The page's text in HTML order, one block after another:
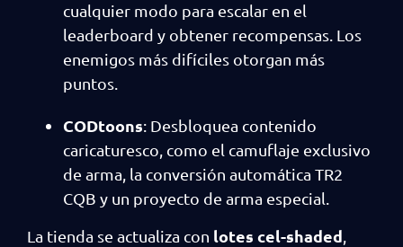
cualquier modo para escalar en el
leaderboard y obtener recompensas. Los
enemigos más difíciles otorgan más
puntos.
CODtoons: Desbloquea contenido
caricaturesco, como el camuflaje exclusivo
de arma, la conversión automática TR2
CQB y un proyecto de arma especial.
La tienda se actualiza con lotes cel-shaded